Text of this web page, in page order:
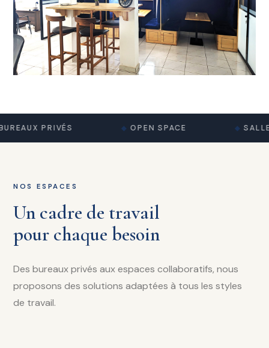
PRIVÉS OPEN SPACE SALLE
NOS ESPACES
Un cadre de travail
pour chaque besoin
Des bureaux privés aux espaces collaboratifs, nous
proposons des solutions adaptées à tous les styles
de travail.